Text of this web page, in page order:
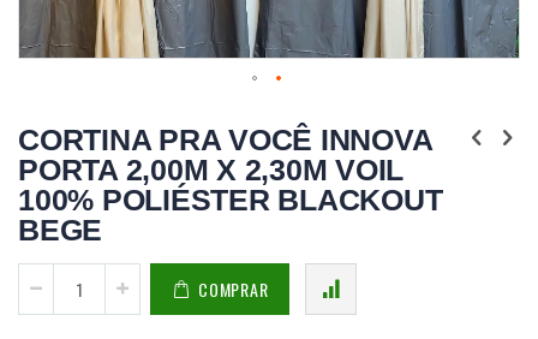
o
início
da
Galeria
de
imagens
CORTINA PRA VOCÊ INNOVA
PORTA 2,00M X 2,30M VOIL
100% POLIÉSTER BLACKOUT
BEGE
COMPRAR